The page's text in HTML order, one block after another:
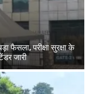
फैसला, परीक्षा सुरक्षा के
जारी